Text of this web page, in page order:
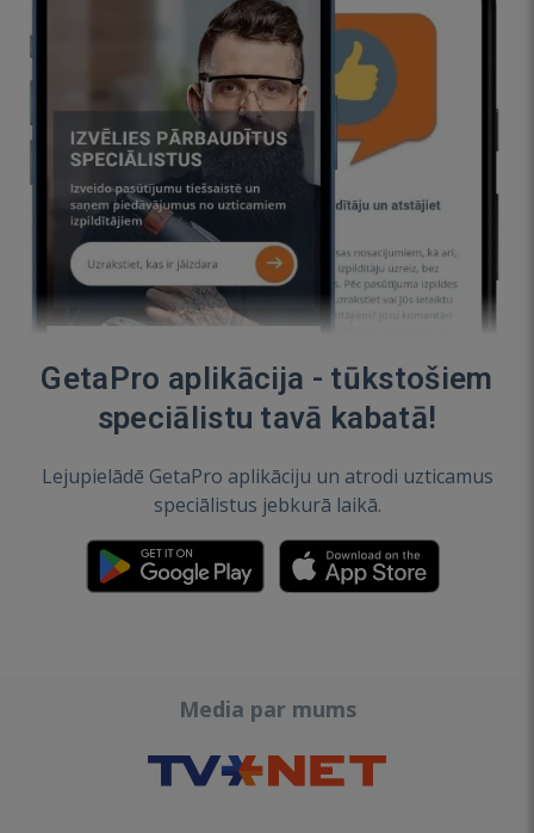
GetaPro aplikācija - tūkstošiem
speciālistu tavā kabatā!
Lejupielādē GetaPro aplikāciju un atrodi uzticamus
speciālistus jebkurā laikā.
Media par mums